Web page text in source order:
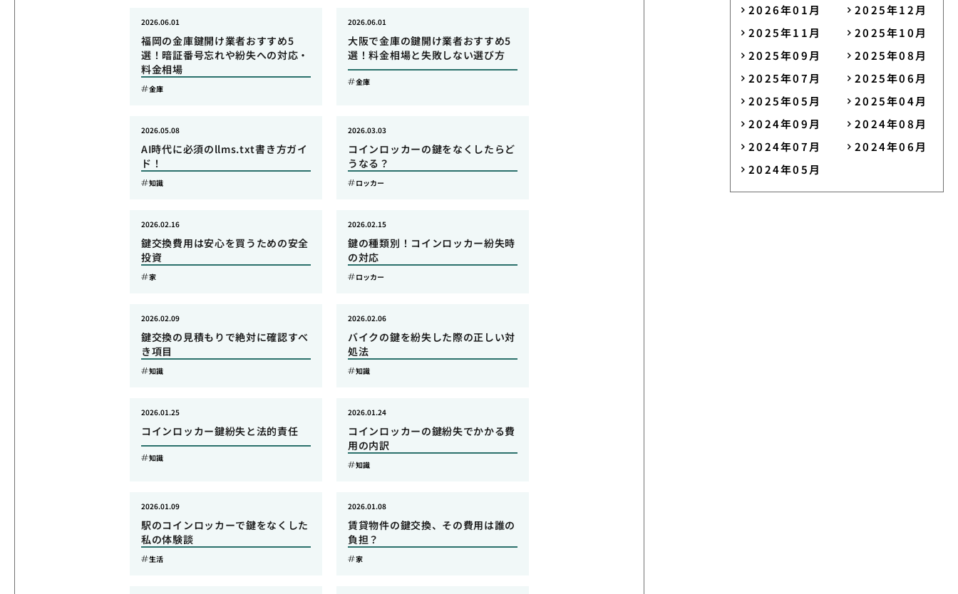
福岡の金庫鍵開け業者おすすめ5
選！暗証番号忘れや紛失への対応・
料金相場
2026.06.01
金庫
大阪で金庫の鍵開け業者おすすめ5
選！料金相場と失敗しない選び方
2026.06.01
金庫
AI時代に必須のllms.txt書き方ガイ
ド！
2026.05.08
知識
コインロッカーの鍵をなくしたらど
うなる？
2026.03.03
ロッカー
鍵交換費用は安心を買うための安全
投資
2026.02.16
家
鍵の種類別！コインロッカー紛失時
の対応
2026.02.15
ロッカー
鍵交換の見積もりで絶対に確認すべ
き項目
2026.02.09
知識
バイクの鍵を紛失した際の正しい対
処法
2026.02.06
知識
コインロッカー鍵紛失と法的責任
2026.01.25
知識
コインロッカーの鍵紛失でかかる費
用の内訳
2026.01.24
知識
駅のコインロッカーで鍵をなくした
私の体験談
2026.01.09
生活
賃貸物件の鍵交換、その費用は誰の
負担？
2026.01.08
家
2026年01月
2025年12月
2025年11月
2025年10月
2025年09月
2025年08月
2025年07月
2025年06月
2025年05月
2025年04月
2024年09月
2024年08月
2024年07月
2024年06月
2024年05月